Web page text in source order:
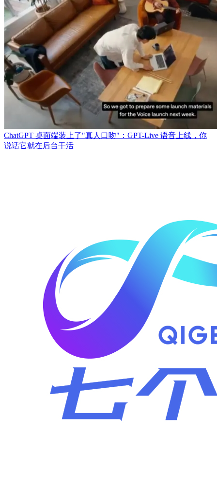
ChatGPT 桌面端装上了"真人口吻"：GPT-Live 语音上线，你
说话它就在后台干活